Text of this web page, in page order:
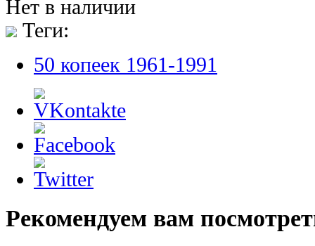
Нет в наличии
Теги:
50 копеек 1961-1991
Рекомендуем вам